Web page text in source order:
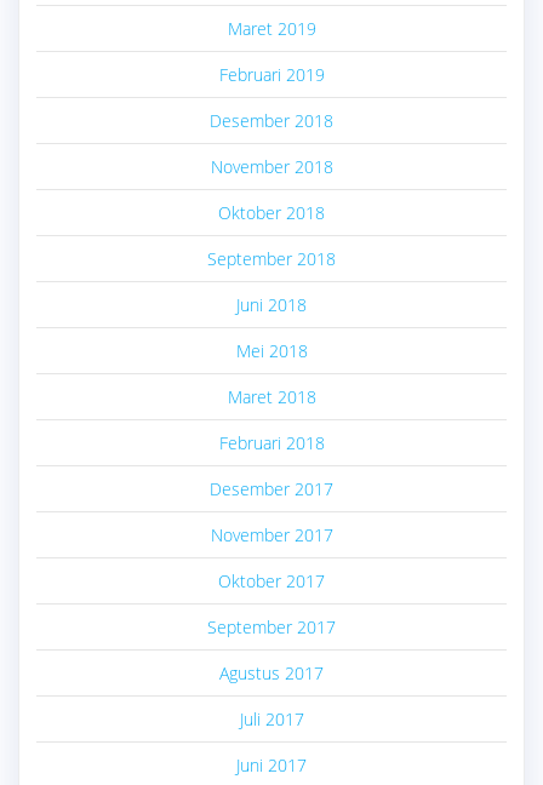
Maret 2019
Februari 2019
Desember 2018
November 2018
Oktober 2018
September 2018
Juni 2018
Mei 2018
Maret 2018
Februari 2018
Desember 2017
November 2017
Oktober 2017
September 2017
Agustus 2017
Juli 2017
Juni 2017